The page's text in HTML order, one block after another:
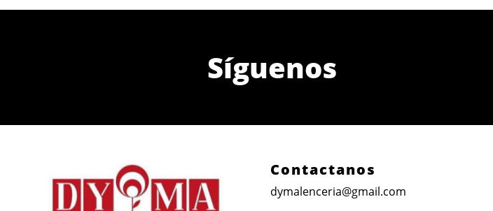
Síguenos
Contactanos
dymalenceria@gmail.com